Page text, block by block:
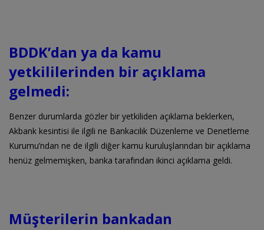
BDDK’dan ya da kamu
yetkililerinden bir açıklama
gelmedi:
Benzer durumlarda gözler bir yetkiliden açıklama beklerken,
Akbank kesintisi ile ilgili ne Bankacılık Düzenleme ve Denetleme
Kurumu’ndan ne de ilgili diğer kamu kuruluşlarından bir açıklama
henüz gelmemişken, banka tarafından ikinci açıklama geldi.
Müşterilerin bankadan